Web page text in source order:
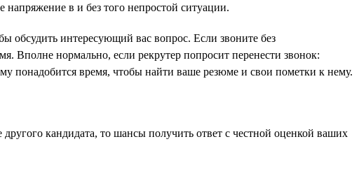
в и без того непростой ситуации.
обсудить интересующий вас вопрос. Если звоните без
Вполне нормально, если рекрутер попросит перенести звонок:
понадобится время, чтобы найти ваше резюме и свои пометки к нему.
кандидата, то шансы получить ответ с честной оценкой ваших